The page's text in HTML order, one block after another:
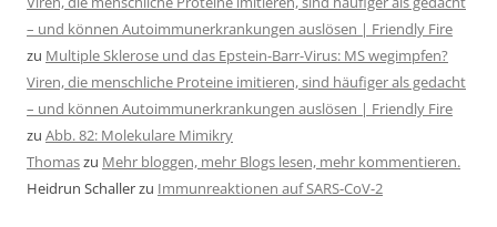
– und können Autoimmunerkrankungen auslösen | Friendly Fire
zu Multiple Sklerose und das Epstein-Barr-Virus: MS wegimpfen?
Viren, die menschliche Proteine imitieren, sind häufiger als gedacht
– und können Autoimmunerkrankungen auslösen | Friendly Fire
zu Abb. 82: Molekulare Mimikry
Thomaszu Mehr bloggen, mehr Blogs lesen, mehr kommentieren.
Heidrun Schallerzu Immunreaktionen auf SARS-CoV-2